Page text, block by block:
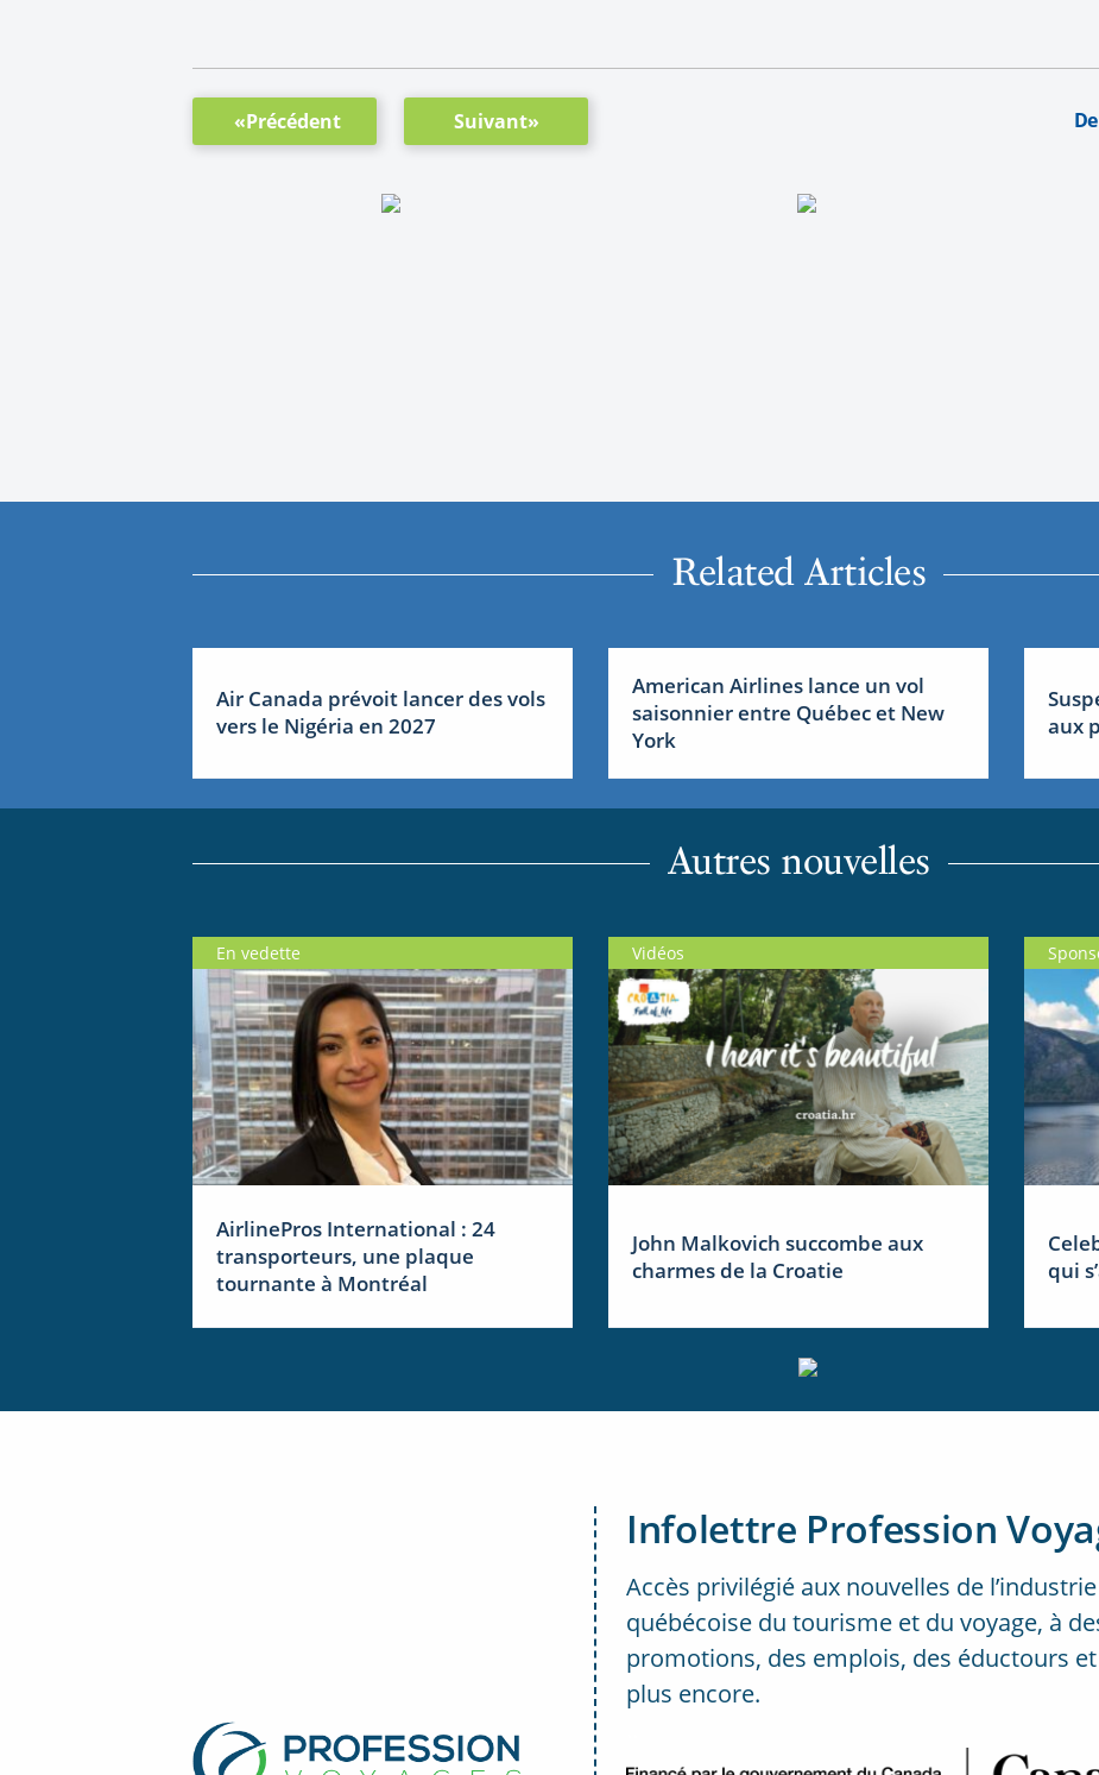
«Précédent Suivant»
Related Articles
Air Canada prévoit lancer des vols
vers le Nigéria en 2027
American Airlines lance un vol
saisonnier entre Québec et New
York
aux
Autres nouvelles
En vedette
AirlinePros International : 24
transporteurs, une plaque
tournante à Montréal
Vidéos
John Malkovich succombe aux
charmes de la Croatie
qui
Infolettre Profession
Accès privilégié aux nouvelles de l’industrie
québécoise du tourisme et du voyage, à
promotions, des emplois, des éductours
plus encore.